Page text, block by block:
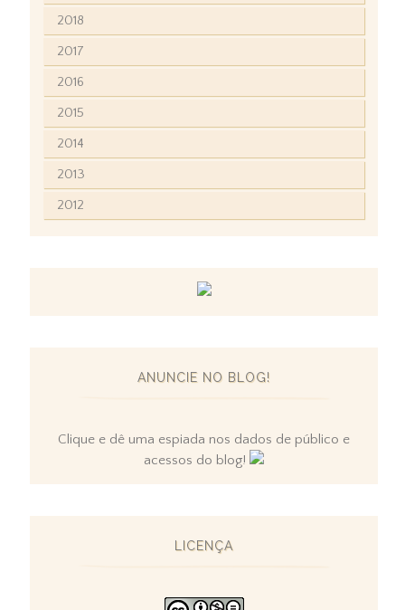
2018
2017
2016
2015
2014
2013
2012
ANUNCIE NO BLOG!
Clique e dê uma espiada nos dados de público e
acessos do blog!
LICENÇA